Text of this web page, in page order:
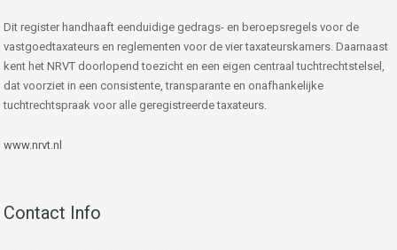
Dit register handhaaft eenduidige gedrags- en beroepsregels voor de
vastgoedtaxateurs en reglementen voor de vier taxateurskamers. Daarnaast
kent het NRVT doorlopend toezicht en een eigen centraal tuchtrechtstelsel,
dat voorziet in een consistente, transparante en onafhankelijke
tuchtrechtspraak voor alle geregistreerde taxateurs.
www.nrvt.nl
Contact Info